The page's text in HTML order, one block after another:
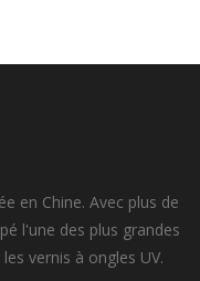
en Chine. Avec plus de
l'une des plus grandes
vernis à ongles UV.